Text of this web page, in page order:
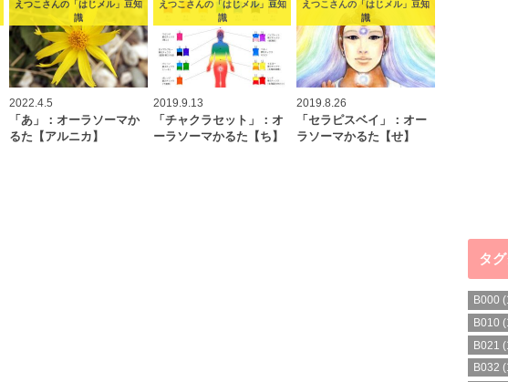
えつこさんの「はじメル」豆知
識
2022.4.5
「あ」：オーラソーマか
るた【アルニカ】
えつこさんの「はじメル」豆知
識
2019.9.13
「チャクラセット」：オ
ーラソーマかるた【ち】
えつこさんの「はじメル」豆知
識
2019.8.26
「セラピスベイ」：オー
ラソーマかるた【せ】
タ
B000
B010
B021
B032